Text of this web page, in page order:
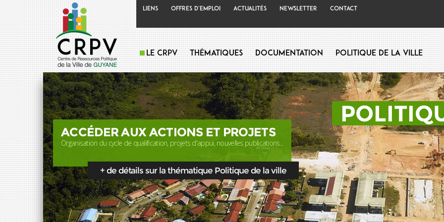
Liens Offres d'emploi Actualités Newsletter Contact
Le CRPV Thématiques Documentation Politique de la Ville
ACCÉDER AUX ACTIONS ET PROJETS
Organisation du cycle de qualification, projets d'appui, nouvelles publications...
+ de détails sur la thématique Politique de la ville